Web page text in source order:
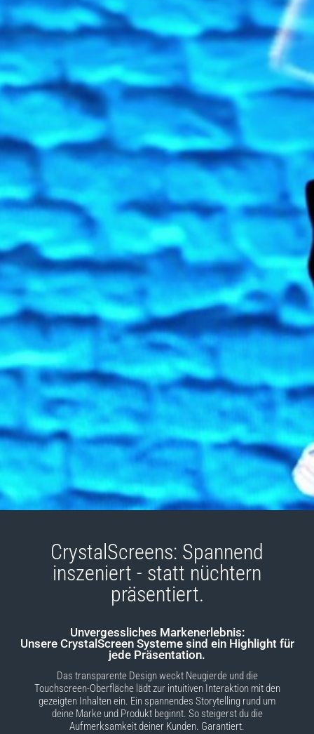
CrystalScreens: Spannend
inszeniert - statt nüchtern
präsentiert.
Unvergessliches Markenerlebnis:
Unsere CrystalScreen Systeme sind ein Highlight für
jede Präsentation.
Das transparente Design weckt Neugierde und die
Touchscreen-Oberfläche lädt zur intuitiven Interaktion mit den
gezeigten Inhalten ein. Ein spannendes Storytelling rund um
deine Marke und Produkt beginnt. So steigerst du die
Aufmerksamkeit deiner Kunden. Garantiert.